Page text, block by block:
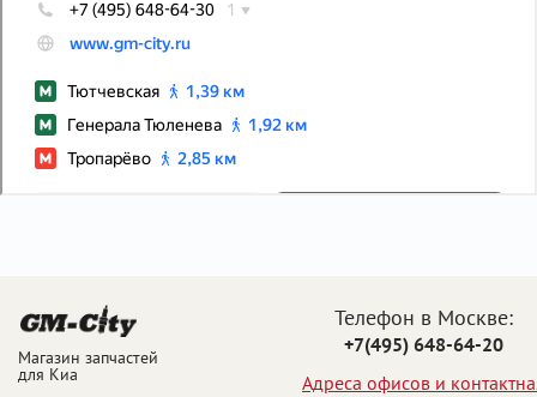
Магазин запчастей
для Киа
Телефон в Москве:
+7(495) 648-64-20
Адреса офисов и